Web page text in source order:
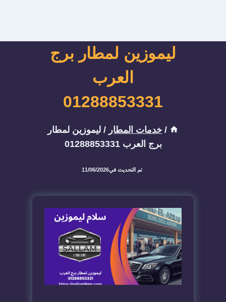
ليموزين لمطار برج
العرب
01288853331
/ خدمات المطار / ليموزين لمطار
برج العرب 01288853331
تم التحديث في11/06/2026